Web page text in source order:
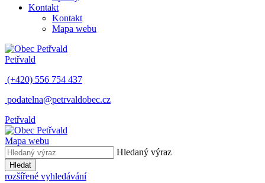
Kontakt
Kontakt
Mapa webu
Petřvald
(+420) 556 754 437
podatelna@petrvaldobec.cz
Petřvald
Mapa webu
Hledaný výraz
Hledat
rozšířené vyhledávání